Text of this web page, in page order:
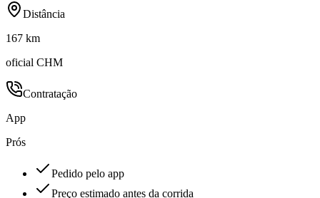
Distância
167 km
oficial CHM
Contratação
App
Prós
Pedido pelo app
Preço estimado antes da corrida